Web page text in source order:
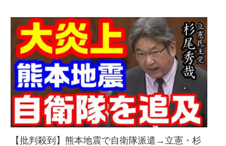
【批判殺到】熊本地震で自衛隊派遣→立憲・杉